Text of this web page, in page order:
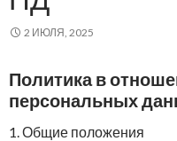
2 ИЮЛЯ, 2025
Политика в
персональных
1. Общие положения